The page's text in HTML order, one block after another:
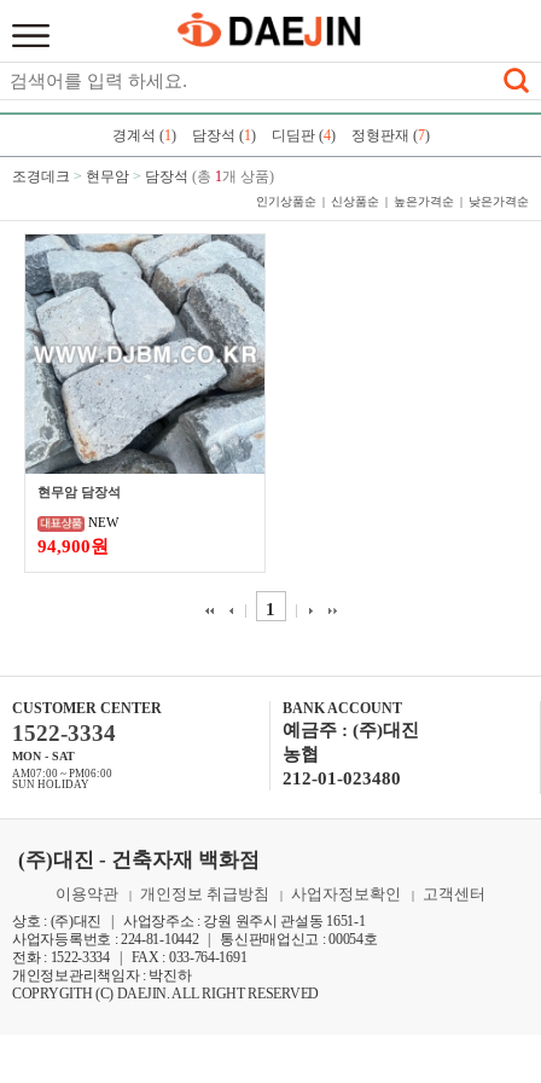
경계석 (1) 담장석 (1) 디딤판 (4) 정형판재 (7)
조경데크 > 현무암 > 담장석 (총 1 개 상품)
인기상품순 신상품순 높은가격순 낮은가격순
현무암 담장석
NEW
94,900원
1
CUSTOMER CENTER
1522-3334
MON - SAT
AM07:00 ~ PM06:00
SUN HOLIDAY
BANK ACCOUNT
예금주 : (주)대진
농협
212-01-023480
(주)대진 - 건축자재 백화점
이용약관 | 개인정보 취급방침 | 사업자정보확인 | 고객센터
상호 : (주)대진 | 사업장주소 : 강원 원주시 관설동 1651-1
사업자등록번호 : 224-81-10442 | 통신판매업신고 : 00054호
전화 : 1522-3334 | FAX : 033-764-1691
개인정보관리책임자 : 박진하
COPRYGITH (C) DAEJIN. ALL RIGHT RESERVED